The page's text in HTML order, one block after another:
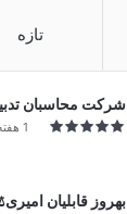
تازه
شرکت محاسبان
1 هفته پیش
بهروز قابلیان